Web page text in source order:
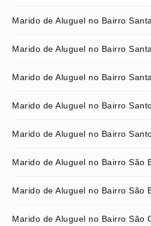
Marido de Aluguel no Bairro
Marido de Aluguel no Bairro
Marido de Aluguel no Bairro
Marido de Aluguel no Bairro
Marido de Aluguel no Bairro
Marido de Aluguel no Bairro São
Marido de Aluguel no Bairro São
Marido de Aluguel no Bairro São